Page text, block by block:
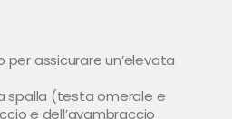
assicurare un’elevata
spalla (testa omerale e
e dell’avambraccio